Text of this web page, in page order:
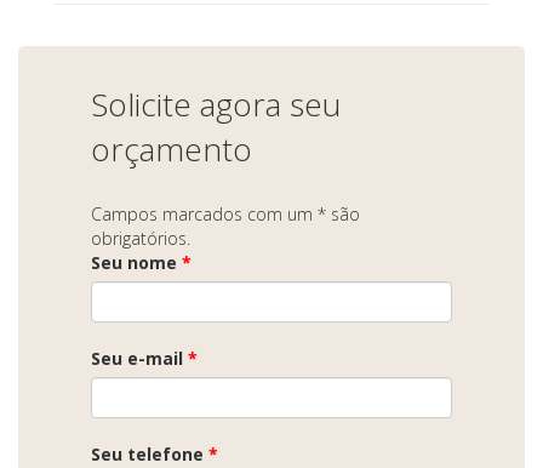
Solicite agora seu
orçamento
Campos marcados com um * são
obrigatórios.
Seu nome *
Seu e-mail *
Seu telefone *